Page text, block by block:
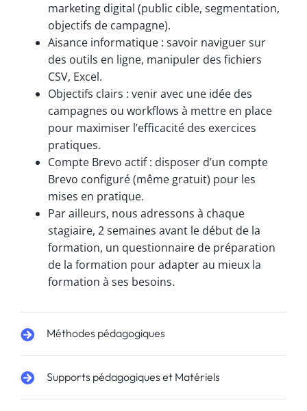
marketing digital (public cible, segmentation,
objectifs de campagne).
Aisance informatique : savoir naviguer sur
des outils en ligne, manipuler des fichiers
CSV, Excel.
Objectifs clairs : venir avec une idée des
campagnes ou workflows à mettre en place
pour maximiser l’efficacité des exercices
pratiques.
Compte Brevo actif : disposer d’un compte
Brevo configuré (même gratuit) pour les
mises en pratique.
Par ailleurs, nous adressons à chaque
stagiaire, 2 semaines avant le début de la
formation, un questionnaire de préparation
de la formation pour adapter au mieux la
formation à ses besoins.
Méthodes pédagogiques
Supports pédagogiques et Matériels